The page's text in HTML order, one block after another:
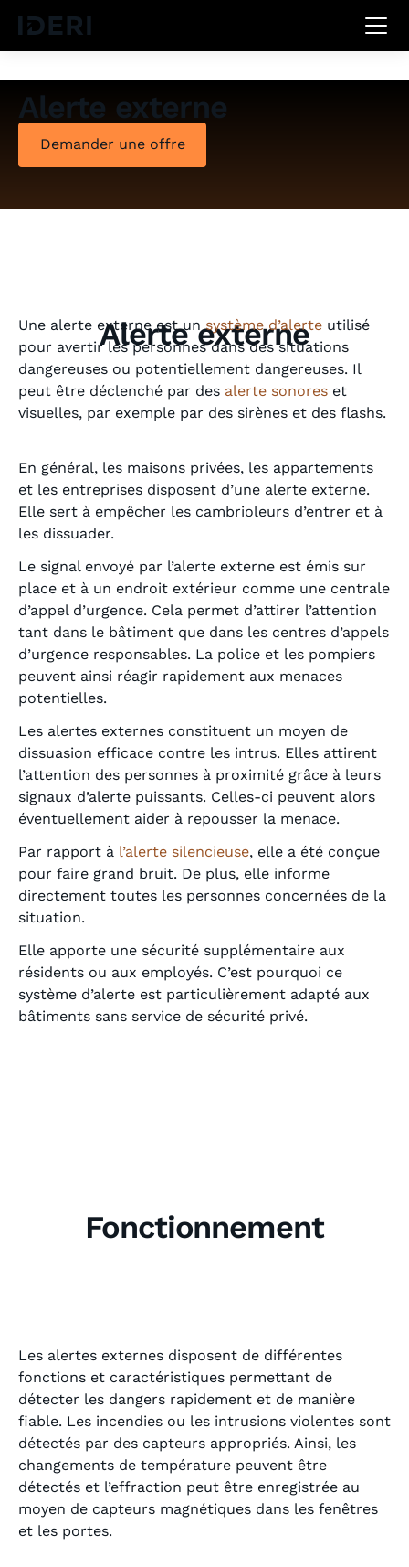
DEEN
Alerte externe
Demander une offre
Alerte externe
Une alerte externe est unsystème d’alerteutilisé
pour avertir les personnes dans des situations
dangereuses ou potentiellement dangereuses. Il
peut être déclenché par des alerte sonoreset
visuelles, par exemple par des sirènes et des flashs.
En général, les maisons privées, les appartements
et les entreprises disposent d’une alerte externe.
Elle sert à empêcher les cambrioleurs d’entrer et à
les dissuader.
Le signal envoyé par l’alerte externe est émis sur
place et à un endroit extérieur comme une centrale
d’appel d’urgence. Cela permet d’attirer l’attention
tant dans le bâtiment que dans les centres d’appels
d’urgence responsables. La police et les pompiers
peuvent ainsi réagir rapidement aux menaces
potentielles.
Les alertes externes constituent un moyen de
dissuasion efficace contre les intrus. Elles attirent
l’attention des personnes à proximité grâce à leurs
signaux d’alerte puissants. Celles-ci peuvent alors
éventuellement aider à repousser la menace.
Par rapport à l’alerte silencieuse, elle a été conçue
pour faire grand bruit. De plus, elle informe
directement toutes les personnes concernées de la
situation.
Elle apporte une sécurité supplémentaire aux
résidents ou aux employés. C’est pourquoi ce
système d’alerte est particulièrement adapté aux
bâtiments sans service de sécurité privé.
Fonctionnement
Les alertes externes disposent de différentes
fonctions et caractéristiques permettant de
détecter les dangers rapidement et de manière
fiable. Les incendies ou les intrusions violentes sont
détectés par des capteurs appropriés. Ainsi, les
changements de température peuvent être
détectés et l’effraction peut être enregistrée au
moyen de capteurs magnétiques dans les fenêtres
et les portes.